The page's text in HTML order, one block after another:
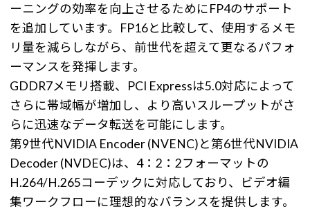
ーニングの効率を向上させるためにFP4のサポート
を追加しています。FP16と比較して、使用するメモ
リ量を減らしながら、前世代を超えて更なるパフォ
ーマンスを発揮します。
GDDR7メモリ搭載、PCI Expressは5.0対応によって
さらに帯域幅が増加し、より高いスループットがさ
らに迅速なデータ転送を可能にします。
第9世代NVIDIA Encoder (NVENC)と第6世代NVIDIA
Decoder (NVDEC)は、4：2：2フォーマットの
H.264/H.265コーデックに対応しており、ビデオ編
集ワークフローに理想的なバランスを提供します。